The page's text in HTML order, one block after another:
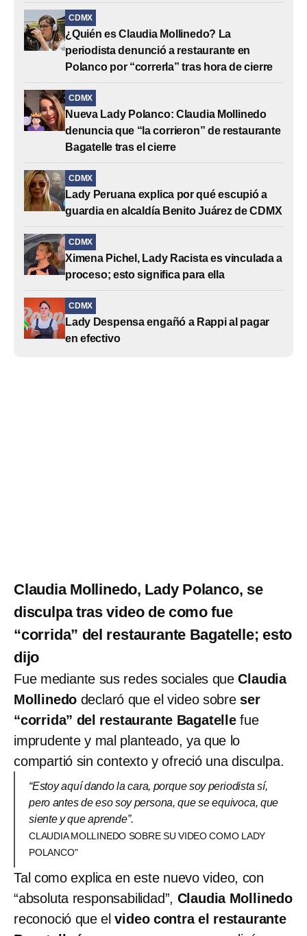
CDMX
¿Quién es Claudia Mollinedo? La
periodista denunció a restaurante en
Polanco por “correrla” tras hora de cierre
CDMX
Nueva Lady Polanco: Claudia Mollinedo
denuncia que “la corrieron” de restaurante
Bagatelle tras el cierre
CDMX
Lady Peruana explica por qué escupió a
guardia en alcaldía Benito Juárez de CDMX
CDMX
Ximena Pichel, Lady Racista es vinculada a
proceso; esto significa para ella
CDMX
Lady Despensa engañó a Rappi al pagar
en efectivo
Claudia Mollinedo, Lady Polanco, se
disculpa tras video de como fue
“corrida” del restaurante Bagatelle; esto
dijo
Fue mediante sus redes sociales queClaudia
Mollinedo declaró que el video sobre ser
“corrida” del restaurante Bagatellefue
imprudente y mal planteado, ya que lo
compartió sin contexto y ofreció una disculpa.
“Estoy aquí dando la cara, porque soy periodista sí,
pero antes de eso soy persona, que se equivoca, que
siente y que aprende”.
CLAUDIA MOLLINEDO SOBRE SU VIDEO COMO LADY
POLANCO"
Tal como explica en este nuevo video, con
“absoluta responsabilidad”, Claudia Mollinedo
reconoció que elvideo contra el restaurante